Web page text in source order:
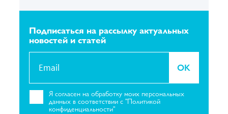
Подписаться на рассылку актуальных
новостей и статей
OK
Я согласен на обработку моих персональных
данных в соответствии с "Политикой
конфиденциальности"